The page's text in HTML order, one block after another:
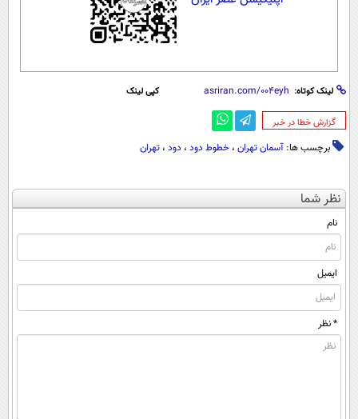
لینک کوتاه: کپی لینک
‌گزارش خطا در خبر
برچسب ها: آسمان تهران ، خطوط دود ، دود ، تهران
نظر شما
نام
ایمیل
* نظر